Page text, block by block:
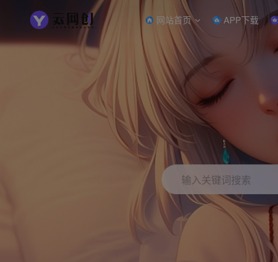
网站首页 APP下载
输入关键词搜索